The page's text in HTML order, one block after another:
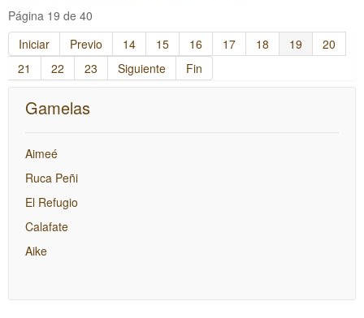
Página 19 de 40
Iniciar
Previo 14 15 16 17 18 19
20
21
22 23 Siguiente Fin
Gamelas
Aimeé
Ruca Peñi
El Refugio
Calafate
Aike